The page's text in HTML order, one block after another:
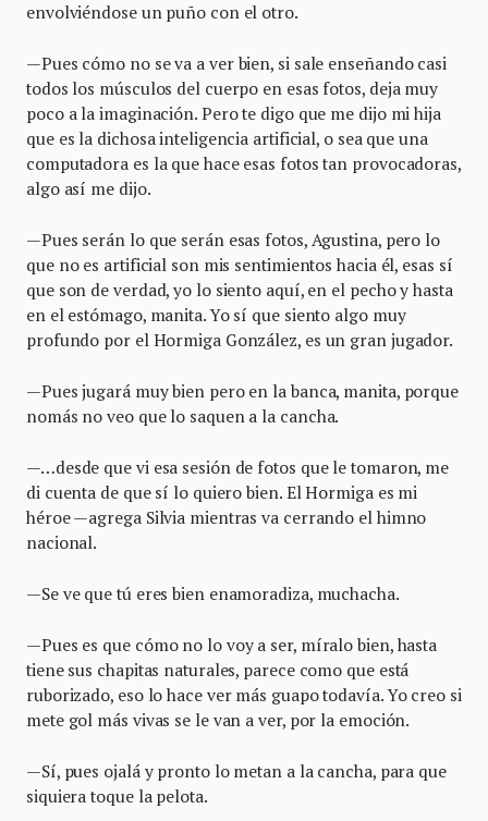
envolviéndose un puño con el otro.
—Pues cómo no se va a ver bien, si sale enseñando casi
todos los músculos del cuerpo en esas fotos, deja muy
poco a la imaginación. Pero te digo que me dijo mi hija
que es la dichosa inteligencia artificial, o sea que una
computadora es la que hace esas fotos tan provocadoras,
algo así me dijo.
—Pues serán lo que serán esas fotos, Agustina, pero lo
que no es artificial son mis sentimientos hacia él, esas sí
que son de verdad, yo lo siento aquí, en el pecho y hasta
en el estómago, manita. Yo sí que siento algo muy
profundo por el Hormiga González, es un gran jugador.
—Pues jugará muy bien pero en la banca, manita, porque
nomás no veo que lo saquen a la cancha.
—…desde que vi esa sesión de fotos que le tomaron, me
di cuenta de que sí lo quiero bien. El Hormiga es mi
héroe —agrega Silvia mientras va cerrando el himno
nacional.
—Se ve que tú eres bien enamoradiza, muchacha.
—Pues es que cómo no lo voy a ser, míralo bien, hasta
tiene sus chapitas naturales, parece como que está
ruborizado, eso lo hace ver más guapo todavía. Yo creo si
mete gol más vivas se le van a ver, por la emoción.
—Sí, pues ojalá y pronto lo metan a la cancha, para que
siquiera toque la pelota.